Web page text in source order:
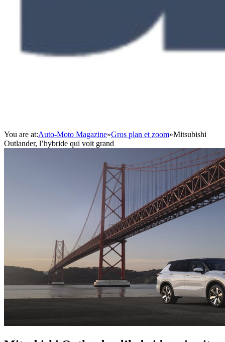
You are at:Auto-Moto Magazine»Gros plan et zoom»Mitsubishi
Outlander, l’hybride qui voit grand